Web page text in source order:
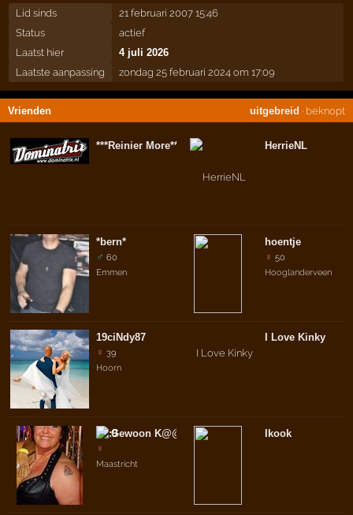
Lid sinds
21 februari 2007 15:46
Status
actief
Laatst hier
4 juli 2026
Laatste aanpassing
zondag 25 februari 2024 om 17:09
Vrienden uitgebreid · beknopt
***Reinier More***
*bern*
♂ 60
Emmen
19ciNdy87
♀ 39
Hoorn
Gewoon K@@T
♀
Maastricht
HerrieNL
hoentje
♀ 50
Hooglanderveen
I Love Kinky
Ikook